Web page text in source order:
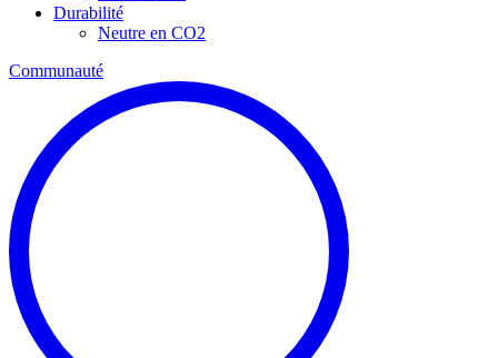
Durabilité
Neutre en CO2
Communauté